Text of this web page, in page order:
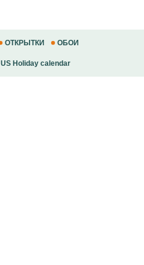
ОТКРЫТКИ ОБОИ
US Holiday calendar